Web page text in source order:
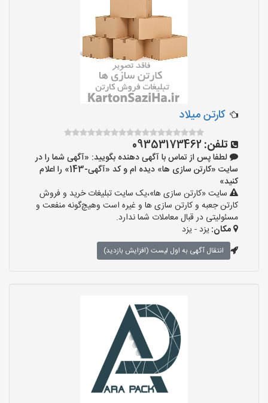
کارتن میلاد
تلفن:09353173462
لطفا پس از تماس با آگهی دهنده بگویید: «آگهی شما را در
سایت «کارتن سازی ها» دیده ام و کد «آگهی-143» را اعلام
کنید»
سایت «کارتن سازی ها»،یک سایت تبلیغات خرید و فروش
کارتن جعبه و کارتن سازی ها و غیره است وهیچ‌گونه منفعت و
مسئولیتی در قبال معاملات شما ندارد.
مکان:یزد - یزد
انتقال آگهی به اول لیست (افزایش بازدید)